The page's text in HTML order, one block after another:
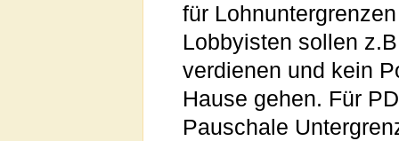
für
Lobbyisten sollen
verdienen und kein
Hause gehen. Für
Pauschale